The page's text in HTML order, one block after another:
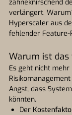
zähneknirschend
verlängert.
Hyperscaler aus
fehlender Feature-
Warum ist das
Es geht nicht
Angst, dass
könnten.
Der